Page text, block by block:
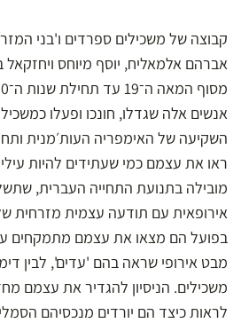
קבוצה של משכילים ספרדים ו'בני
אברהם אלמאליח, יוסף מיוחס ויחזקאל
אנשים אלה שגדלו, חונכו ופעלו
השקיעה של האימפריה העות׳מנית
ראו את עצמם כמי שעתידים להיות
מובילה בתנועת התחייה העברית,
אירופאית עם תודעה עצמית מזרחית
בפועל הם מצאו את עצמם מתמקחים
מבט אירופי שראה בהם 'עדים', לבין
משכילים. הניסיון להגדיר את עצמם
לראות כיצד הם יורדים מנכסיהם